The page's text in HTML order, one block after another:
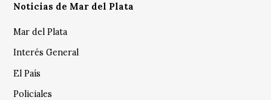
Noticias de Mar del Plata
Mar del Plata
Interés General
El País
Policiales